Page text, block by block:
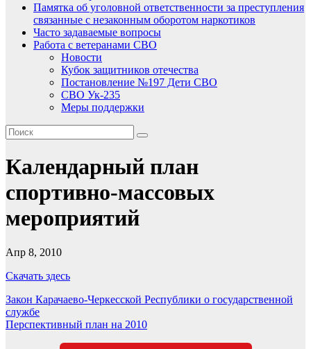
Памятка об уголовной ответственности за преступления
связанные с незаконным оборотом наркотиков
Часто задаваемые вопросы
Работа с ветеранами СВО
Новости
Кубок защитников отечества
Постановление №197 Дети СВО
СВО Ук-235
Меры поддержки
Календарный план
спортивно-массовых
мероприятий
Апр 8, 2010
Скачать здесь
Навигация
по
записям
Закон Карачаево-Черкесской Республики о государственной
службе
Перспективный план на 2010